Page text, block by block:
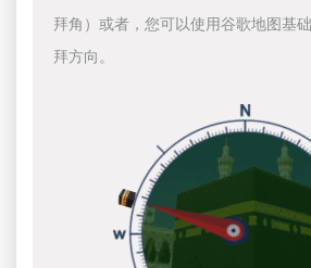
拜角）或者，您可以使用谷歌地图基
拜方向。